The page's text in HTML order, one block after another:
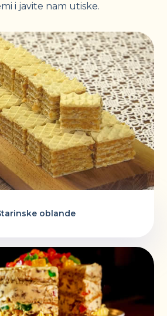
i javite nam utiske.
oblande